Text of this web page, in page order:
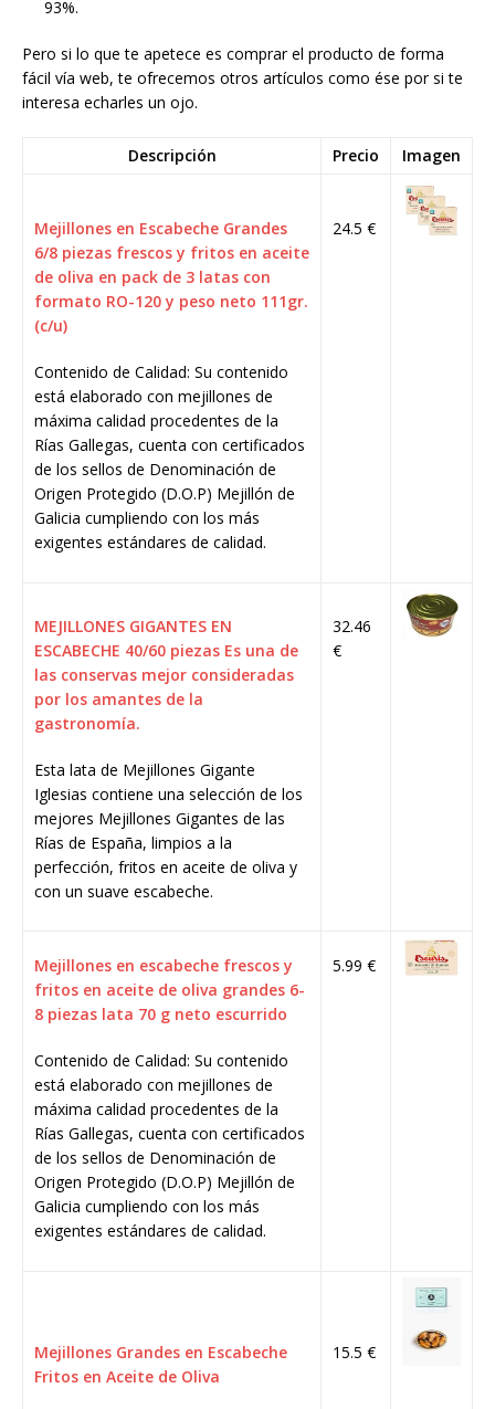
93%.
Pero si lo que te apetece es comprar el producto de forma
fácil vía web, te ofrecemos otros artículos como ése por si te
interesa echarles un ojo.
Descripción Precio Imagen
Mejillones en Escabeche Grandes
6/8 piezas frescos y fritos en aceite
de oliva en pack de 3 latas con
formato RO-120 y peso neto 111gr.
(c/u)
Contenido de Calidad: Su contenido
está elaborado con mejillones de
máxima calidad procedentes de la
Rías Gallegas, cuenta con certificados
de los sellos de Denominación de
Origen Protegido (D.O.P) Mejillón de
Galicia cumpliendo con los más
exigentes estándares de calidad.
24.5 €
MEJILLONES GIGANTES EN
ESCABECHE 40/60 piezas Es una de
las conservas mejor consideradas
por los amantes de la
gastronomía.
Esta lata de Mejillones Gigante
Iglesias contiene una selección de los
mejores Mejillones Gigantes de las
Rías de España, limpios a la
perfección, fritos en aceite de oliva y
con un suave escabeche.
32.46
€
Mejillones en escabeche frescos y
fritos en aceite de oliva grandes 6-
8 piezas lata 70 g neto escurrido
Contenido de Calidad: Su contenido
está elaborado con mejillones de
máxima calidad procedentes de la
Rías Gallegas, cuenta con certificados
de los sellos de Denominación de
Origen Protegido (D.O.P) Mejillón de
Galicia cumpliendo con los más
exigentes estándares de calidad.
5.99 €
Mejillones Grandes en Escabeche
Fritos en Aceite de Oliva
15.5 €